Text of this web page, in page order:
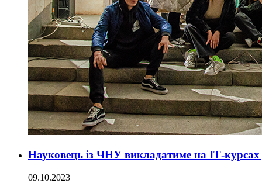
Науковець із ЧНУ викладатиме на ІТ-курсах
09.10.2023